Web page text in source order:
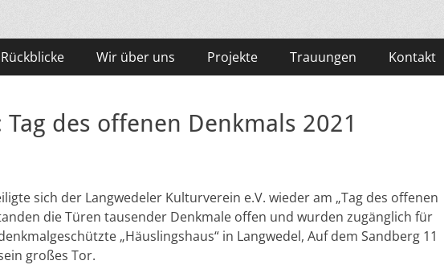
Rückblicke Wir über uns Projekte Trauungen Kontakt
Tag des offenen Denkmals 2021
sich der Langwedeler Kulturverein e.V. wieder am „Tag des offenen
die Türen tausender Denkmale offen und wurden zugänglich für
„Häuslingshaus“ in Langwedel, Auf dem Sandberg 11
großes Tor.